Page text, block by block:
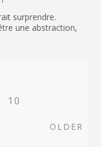
surprendre.
une abstraction,
10
OLDER